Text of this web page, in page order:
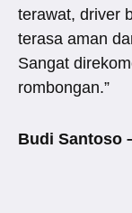
terawat, driver
terasa aman
Sangat
rombongan.”
Budi Santoso